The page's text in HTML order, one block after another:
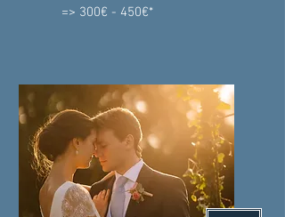
=> 300€ - 450€*